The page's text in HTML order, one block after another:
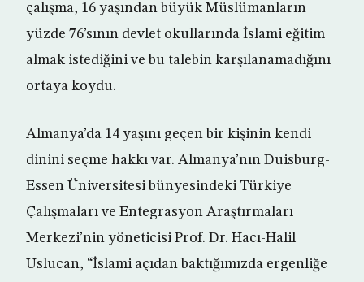
çalışma, 16 yaşından büyük Müslümanların
yüzde 76’sının devlet okullarında İslami eğitim
almak istediğini ve bu talebin karşılanamadığını
ortaya koydu.
Almanya’da 14 yaşını geçen bir kişinin kendi
dinini seçme hakkı var. Almanya’nın Duisburg-
Essen Üniversitesi bünyesindeki Türkiye
Çalışmaları ve Entegrasyon Araştırmaları
Merkezi’nin yöneticisi Prof. Dr. Hacı-Halil
Uslucan, “İslami açıdan baktığımızda ergenliğe